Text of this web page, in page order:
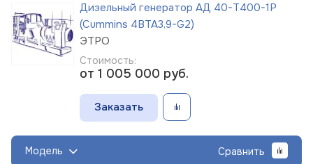
Дизельный генератор АД 40-Т400-1Р
(Cummins 4BTA3,9-G2)
ЭТРО
Стоимость:
от 1 005 000 руб.
Заказать
Модель Сравнить